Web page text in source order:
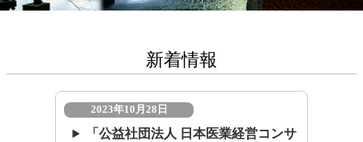
新着情報
2023年10月28日
「公益社団法人 日本医業経営コンサ